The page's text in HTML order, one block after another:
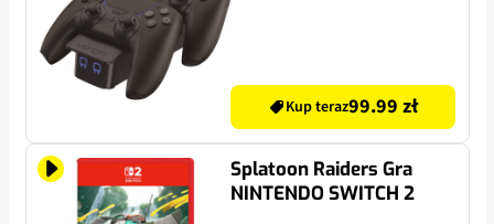
Kup teraz99.99 zł
Splatoon Raiders Gra
NINTENDO SWITCH 2